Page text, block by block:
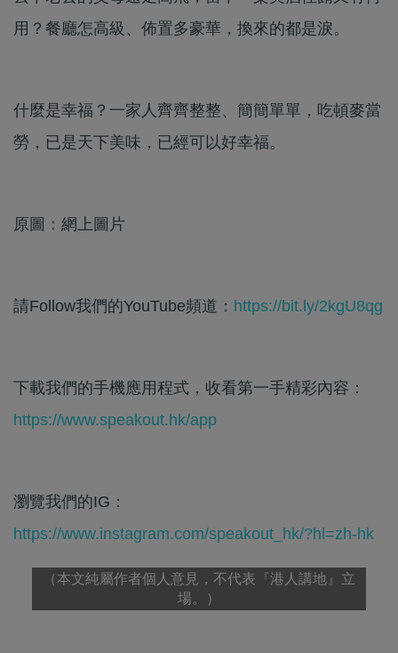
用？餐廳怎高級、佈置多豪華，換來的都是淚。
什麼是幸福？一家人齊齊整整、簡簡單單，吃頓麥當
勞，已是天下美味，已經可以好幸福。
原圖：網上圖片
請Follow我們的YouTube頻道： https://bit.ly/2kgU8qg
下載我們的手機應用程式，收看第一手精彩內容：
https://www.speakout.hk/app
瀏覽我們的IG：
https://www.instagram.com/speakout_hk/?hl=zh-hk
（本文純屬作者個人意見，不代表『港人講地』立
場。）